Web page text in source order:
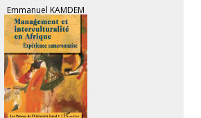
Emmanuel KAMDEM